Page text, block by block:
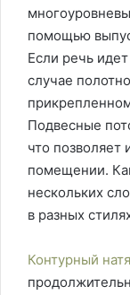
помощью
Если речь
случае
Подвесные
что позволяет
помещении.
нескольких
в разных
Контурный